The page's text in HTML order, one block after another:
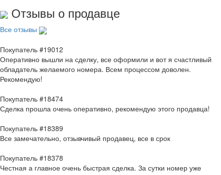
Отзывы о продавце
Все отзывы
Покупатель #19012
Оперативно вышли на сделку, все оформили и вот я счастливый
обладатель желаемого номера. Всем процессом доволен.
Рекомендую!
Покупатель #18474
Сделка прошла очень оперативно, рекомендую этого продавца!
Покупатель #18389
Все замечательно, отзывчивый продавец, все в срок
Покупатель #18378
Честная а главное очень быстрая сделка. За сутки номер уже